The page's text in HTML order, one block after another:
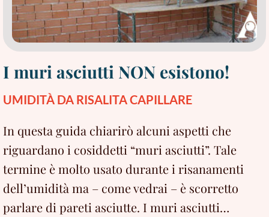
I muri asciutti NON esistono!
UMIDITÀ DA RISALITA CAPILLARE
In questa guida chiarirò alcuni aspetti che
riguardano i cosiddetti “muri asciutti”. Tale
termine è molto usato durante i risanamenti
dell’umidità ma – come vedrai – è scorretto
parlare di pareti asciutte. I muri asciutti…